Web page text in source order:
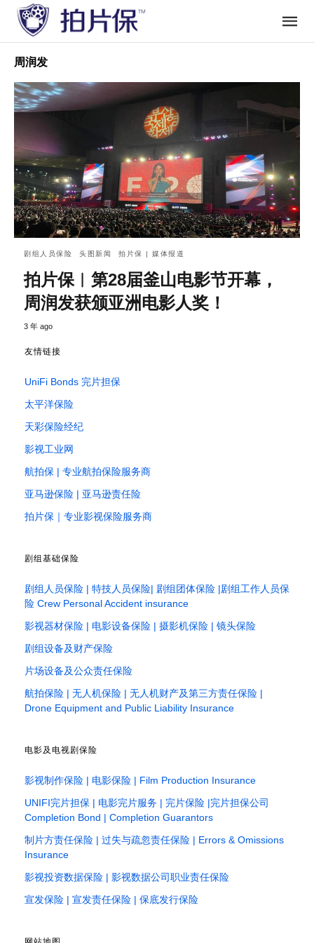
周润发
剧组人员保险 头图新闻 拍片保 | 媒体报道
拍片保︱第28届釜山电影节开幕，
周润发获颁亚洲电影人奖！
3 年 ago
友情链接
UniFi Bonds 完片担保
太平洋保险
天彩保险经纪
影视工业网
航拍保 | 专业航拍保险服务商
亚马逊保险 | 亚马逊责任险
拍片保｜专业影视保险服务商
剧组基础保险
剧组人员保险 | 特技人员保险| 剧组团体保险 |剧组工作人员保
险 Crew Personal Accident insurance
影视器材保险 | 电影设备保险 | 摄影机保险 | 镜头保险
剧组设备及财产保险
片场设备及公众责任保险
航拍保险 | 无人机保险 | 无人机财产及第三方责任保险 |
Drone Equipment and Public Liability Insurance
电影及电视剧保险
影视制作保险 | 电影保险 | Film Production Insurance
UNIFI完片担保 | 电影完片服务 | 完片保险 |完片担保公司
Completion Bond | Completion Guarantors
制片方责任保险 | 过失与疏忽责任保险 | Errors & Omissions
Insurance
影视投资数据保险 | 影视数据公司职业责任保险
宣发保险 | 宣发责任保险 | 保底发行保险